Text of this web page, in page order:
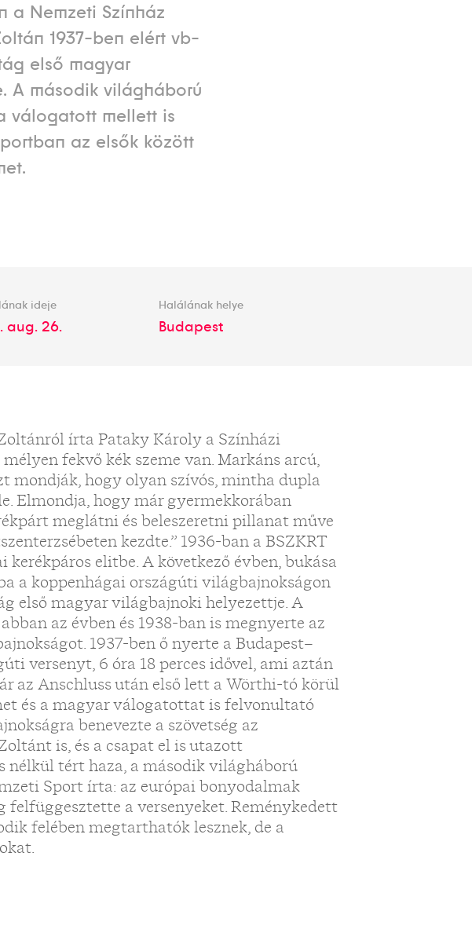
a Nemzeti Színház
1937-ben elért vb-
első magyar
A második világháború
válogatott mellett is
az elsők között
ideje
aug. 26.
Halálának helye
Budapest
írta Pataky Károly a Színházi
fekvő kék szeme van. Markáns arcú,
mondják, hogy olyan szívós, mintha dupla
Elmondja, hogy már gyermekkorában
meglátni és beleszeretni pillanat műve
kezdte.” 1936-ban a BSZKRT
elitbe. A következő évben, bukása
a koppenhágai országúti világbajnokságon
első magyar világbajnoki helyezettje. A
az évben és 1938-ban is megnyerte az
1937-ben ő nyerte a Budapest–
versenyt, 6 óra 18 perces idővel, ami aztán
az Anschluss után első lett a Wörthi-tó körül
és a magyar válogatottat is felvonultató
benevezte a szövetség az
is, és a csapat el is utazott
nélkül tért haza, a második világháború
Sport írta: az európai bonyodalmak
felfüggesztette a versenyeket. Reménykedett
felében megtarthatók lesznek, de a